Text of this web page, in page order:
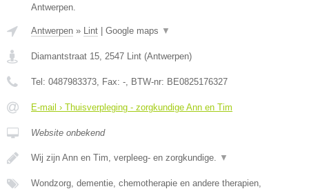
Antwerpen.
Antwerpen » Lint Google maps ▼
Diamantstraat 15 2547 Lint (Antwerpen)
Tel: 0487983373 , Fax: - , BTW-nr: BE0825176327
E-mail › Thuisverpleging - zorgkundige Ann en Tim
Website onbekend
Wij zijn Ann en Tim, verpleeg- en zorgkundige. ▼
Wondzorg, dementie, chemotherapie en andere therapien,